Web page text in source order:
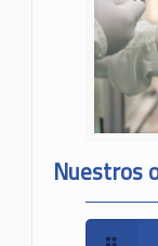
Nuestros